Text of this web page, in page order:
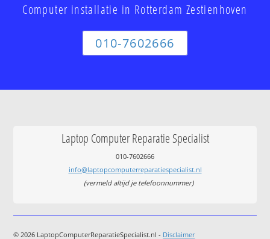
Computer installatie in Rotterdam Zestienhoven
010-7602666
Laptop Computer Reparatie Specialist
010-7602666
info@laptopcomputerreparatiespecialist.nl
(vermeld altijd je telefoonnummer)
© 2026 LaptopComputerReparatieSpecialist.nl - Disclaimer